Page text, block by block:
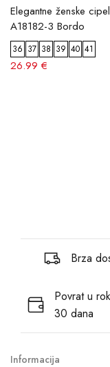
Elegantne ženske
A18182-3 Bordo
36 37 38 39 40 41
26.99 €
Brza
Povrat u
30 dana
Informacija